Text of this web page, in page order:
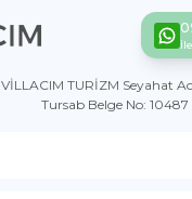
VİLLACIM TURİZM Seyahat
Tursab Belge No: 10487